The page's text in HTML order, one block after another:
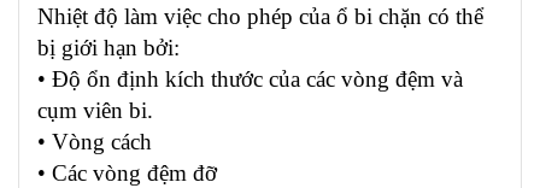
Nhiệt độ làm việc cho phép của ổ bi chặn có thể
bị giới hạn bởi:
• Độ ổn định kích thước của các vòng đệm và
cụm viên bi.
• Vòng cách
• Các vòng đệm đỡ